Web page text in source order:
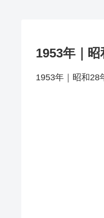
1953年｜
1953年｜昭和28